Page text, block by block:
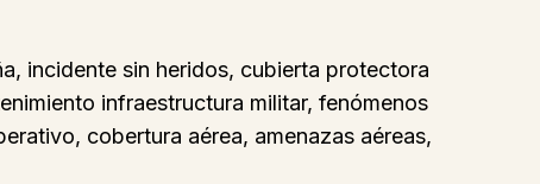
incidente sin heridos, cubierta protectora
infraestructura militar, fenómenos
cobertura aérea, amenazas aéreas,